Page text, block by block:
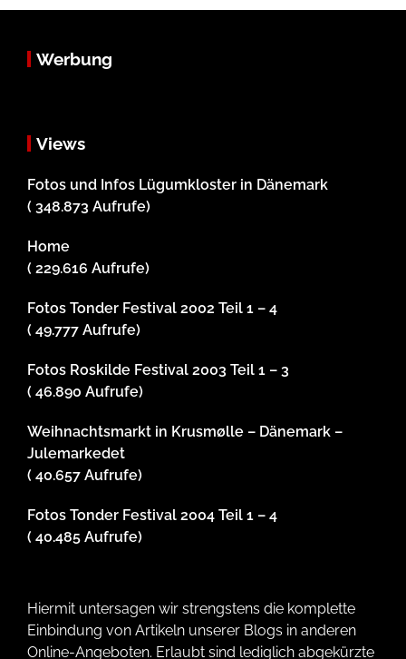
Werbung
Views
Fotos und Infos Lügumkloster in Dänemark
( 348.873 Aufrufe)
Home
( 229.616 Aufrufe)
Fotos Tonder Festival 2002 Teil 1 – 4
( 49.777 Aufrufe)
Fotos Roskilde Festival 2003 Teil 1 – 3
( 46.890 Aufrufe)
Weihnachtsmarkt in Krusmølle – Dänemark –
Julemarkedet
( 40.657 Aufrufe)
Fotos Tonder Festival 2004 Teil 1 – 4
( 40.485 Aufrufe)
Hiermit untersagen wir strengstens die komplette
Einbindung von Artikeln unserer Blogs in anderen
Online-Angeboten. Erlaubt sind lediglich abgekürzte